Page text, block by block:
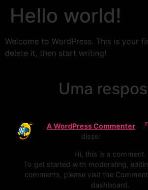
Hello world!
Welcome to WordPress. This is your
delete it, then start writing!
Uma
A WordPress Commenter
disse:
Hi, this is a comment.
To get started with moderating,
comments, please visit the
dashboard.